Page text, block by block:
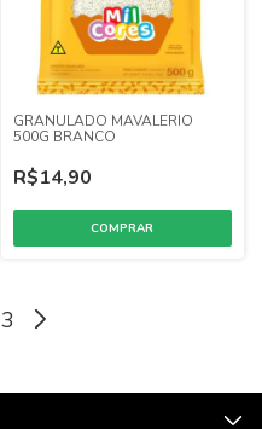
GRANULADO MAVALERIO
500G BRANCO
R$14,90
3